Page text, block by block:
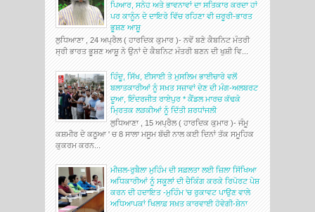
ਪਿਆਰ, ਸਨੇਹ ਅਤੇ ਭਾਵਨਾਵਾਂ ਦਾ ਸਤਿਕਾਰ ਕਰਦਾ ਹਾਂ
ਪਰ ਕਾਨੂੰਨ ਦੇ ਦਾਇਰੇ ਵਿੱਚ ਰਹਿਣਾ ਵੀ ਜ਼ਰੂਰੀ-ਭਾਰਤ
ਭੂਸ਼ਣ ਆਸ਼ੂ
ਲੁਧਿਆਣਾ , 24 ਅਪ੍ਰੈਲ ( ਹਾਰਦਿਕ ਕੁਮਾਰ )- ਨਵੇਂ ਬਣੇ ਕੈਬਨਿਟ ਮੰਤਰੀ
ਸ੍ਰੀ ਭਾਰਤ ਭੂਸ਼ਣ ਆਸ਼ੂ ਨੇ ਉਨਾਂ ਦੇ ਕੈਬਨਿਟ ਮੰਤਰੀ ਬਣਨ ਦੀ ਖੁਸ਼ੀ ਵਿ...
ਹਿੰਦੂ, ਸਿੱਖ, ਈਸਾਈ ਤੇ ਮੁਸਲਿਮ ਭਾਈਚਾਰੇ ਵਲੋਂ
ਬਲਾਤਕਾਰੀਆਂ ਨੂੰ ਸਖ਼ਤ ਸਜ਼ਾਵਾਂ ਦੇਣ ਦੀ ਮੰਗ-ਅਲਬਰਟ
ਦੂਆ, ਇੰਦਰਜੀਤ ਰਾਏਪੁਰ * ਕੈਂਡਲ ਮਾਰਚ ਕੱਢਕੇ
ਮ੍ਰਿਤਕ ਲੜਕੀਆਂ ਨੂੰ ਦਿੱਤੀ ਸ਼ਰਧਾਂਜਲੀ
ਲੁਧਿਆਣਾ , 15 ਅਪ੍ਰੈਲ ( ਹਾਰਦਿਕ ਕੁਮਾਰ )- ਜੰਮੂ
ਕਸ਼ਮੀਰ ਦੇ ਕਠੂਆ ' ਚ 8 ਸਾਲਾ ਮਸੂਮ ਬੱਚੀ ਨਾਲ ਕਈ ਦਿਨਾਂ ਤੱਕ ਸਮੂਹਿਕ
ਕੁਕਰਮ ਕਰਨ...
ਮੀਜ਼ਲ-ਰੁਬੈਲਾ ਮੁਹਿੰਮ ਦੀ ਸਫ਼ਲਤਾ ਲਈ ਜ਼ਿਲਾ ਸਿੱਖਿਆ
ਅਧਿਕਾਰੀਆਂ ਨੂੰ ਸਕੂਲਾਂ ਦੀ ਚੈਕਿੰਗ ਕਰਕੇ ਰਿਪੋਰਟ ਪੇਸ਼
ਕਰਨ ਦੀ ਹਦਾਇਤ -ਮੁਹਿੰਮ 'ਚ ਰੁਕਾਵਟ ਪਾਉਣ ਵਾਲੇ
ਅਧਿਆਪਕਾਂ ਖਿਲਾਫ਼ ਸਖ਼ਤ ਕਾਰਵਾਈ ਹੋਵੇਗੀ-ਸ਼ੇਨਾ